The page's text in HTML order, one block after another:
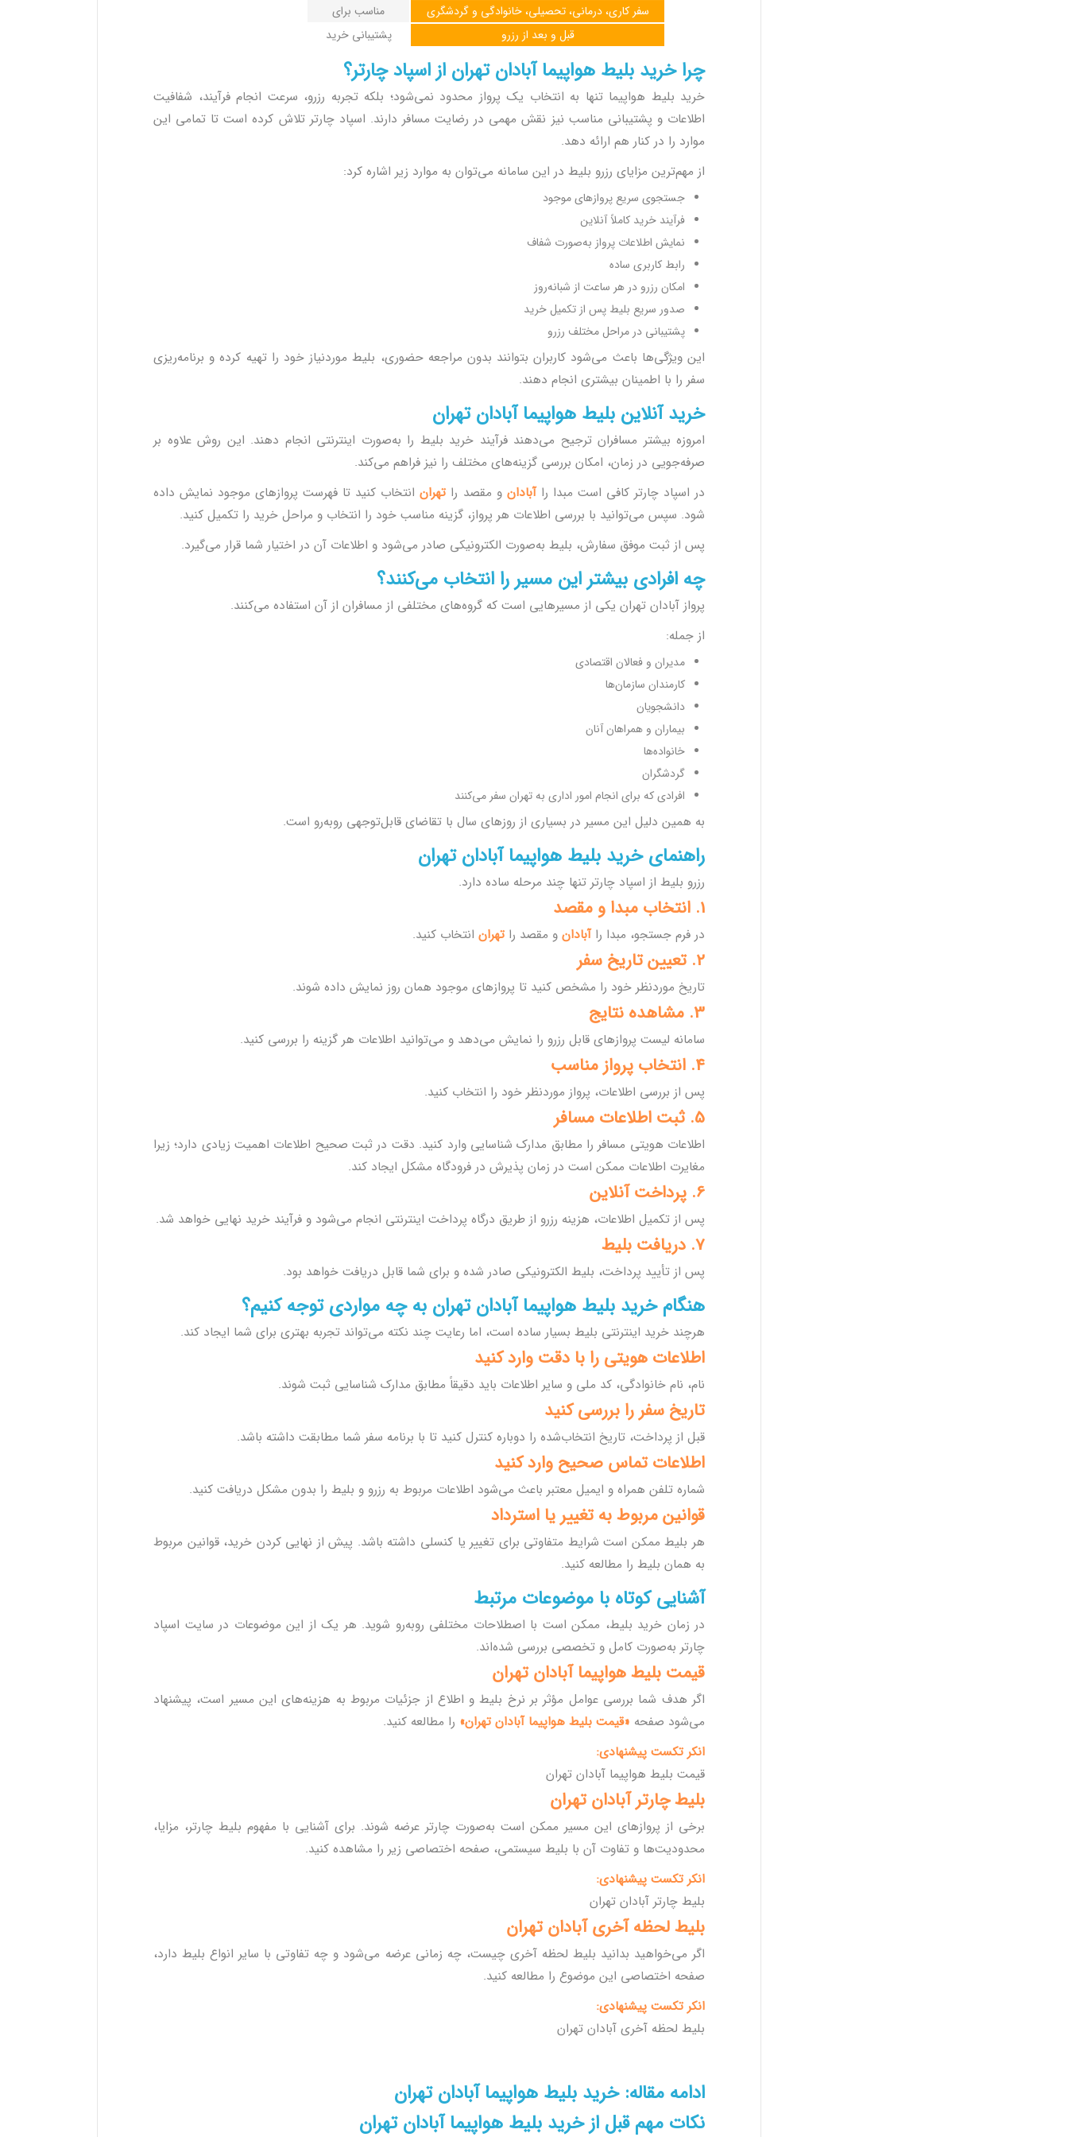
مناسب برای
سفر کاری، درمانی، تحصیلی، خانوادگی و گردشگری
پشتیبانی خرید
قبل و بعد از رزرو
چرا خرید بلیط هواپیما آبادان تهران از اسپاد چارتر؟
خرید بلیط هواپیما تنها به انتخاب یک پرواز محدود نمی‌شود؛ بلکه تجربه رزرو، سرعت انجام فرآیند، شفافیت
اطلاعات و پشتیبانی مناسب نیز نقش مهمی در رضایت مسافر دارند. اسپاد چارتر تلاش کرده است تا تمامی این
موارد را در کنار هم ارائه دهد.
از مهم‌ترین مزایای رزرو بلیط در این سامانه می‌توان به موارد زیر اشاره کرد:
جستجوی سریع پروازهای موجود
فرآیند خرید کاملاً آنلاین
نمایش اطلاعات پرواز به‌صورت شفاف
رابط کاربری ساده
امکان رزرو در هر ساعت از شبانه‌روز
صدور سریع بلیط پس از تکمیل خرید
پشتیبانی در مراحل مختلف رزرو
این ویژگی‌ها باعث می‌شود کاربران بتوانند بدون مراجعه حضوری، بلیط موردنیاز خود را تهیه کرده و برنامه‌ریزی
سفر را با اطمینان بیشتری انجام دهند.
خرید آنلاین بلیط هواپیما آبادان تهران
امروزه بیشتر مسافران ترجیح می‌دهند فرآیند خرید بلیط را به‌صورت اینترنتی انجام دهند. این روش علاوه بر
صرفه‌جویی در زمان، امکان بررسی گزینه‌های مختلف را نیز فراهم می‌کند.
در اسپاد چارتر کافی است مبدا راآبادان و مقصد را تهرانانتخاب کنید تا فهرست پروازهای موجود نمایش داده
شود. سپس می‌توانید با بررسی اطلاعات هر پرواز، گزینه مناسب خود را انتخاب و مراحل خرید را تکمیل کنید.
پس از ثبت موفق سفارش، بلیط به‌صورت الکترونیکی صادر می‌شود و اطلاعات آن در اختیار شما قرار می‌گیرد.
چه افرادی بیشتر این مسیر را انتخاب می‌کنند؟
پرواز آبادان تهران یکی از مسیرهایی است که گروه‌های مختلفی از مسافران از آن استفاده می‌کنند.
از جمله:
مدیران و فعالان اقتصادی
کارمندان سازمان‌ها
دانشجویان
بیماران و همراهان آنان
خانواده‌ها
گردشگران
افرادی که برای انجام امور اداری به تهران سفر می‌کنند
به همین دلیل این مسیر در بسیاری از روزهای سال با تقاضای قابل‌توجهی روبه‌رو است.
راهنمای خرید بلیط هواپیما آبادان تهران
رزرو بلیط از اسپاد چارتر تنها چند مرحله ساده دارد.
1. انتخاب مبدا و مقصد
در فرم جستجو، مبدا راآبادان و مقصد را تهران انتخاب کنید.
2. تعیین تاریخ سفر
تاریخ موردنظر خود را مشخص کنید تا پروازهای موجود همان روز نمایش داده شوند.
3. مشاهده نتایج
سامانه لیست پروازهای قابل رزرو را نمایش می‌دهد و می‌توانید اطلاعات هر گزینه را بررسی کنید.
4. انتخاب پرواز مناسب
پس از بررسی اطلاعات، پرواز موردنظر خود را انتخاب کنید.
5. ثبت اطلاعات مسافر
اطلاعات هویتی مسافر را مطابق مدارک شناسایی وارد کنید. دقت در ثبت صحیح اطلاعات اهمیت زیادی دارد؛ زیرا
مغایرت اطلاعات ممکن است در زمان پذیرش در فرودگاه مشکل ایجاد کند.
6. پرداخت آنلاین
پس از تکمیل اطلاعات، هزینه رزرو از طریق درگاه پرداخت اینترنتی انجام می‌شود و فرآیند خرید نهایی خواهد شد.
7. دریافت بلیط
پس از تأیید پرداخت، بلیط الکترونیکی صادر شده و برای شما قابل دریافت خواهد بود.
هنگام خرید بلیط هواپیما آبادان تهران به چه مواردی توجه کنیم؟
هرچند خرید اینترنتی بلیط بسیار ساده است، اما رعایت چند نکته می‌تواند تجربه بهتری برای شما ایجاد کند.
اطلاعات هویتی را با دقت وارد کنید
نام، نام خانوادگی، کد ملی و سایر اطلاعات باید دقیقاً مطابق مدارک شناسایی ثبت شوند.
تاریخ سفر را بررسی کنید
قبل از پرداخت، تاریخ انتخاب‌شده را دوباره کنترل کنید تا با برنامه سفر شما مطابقت داشته باشد.
اطلاعات تماس صحیح وارد کنید
شماره تلفن همراه و ایمیل معتبر باعث می‌شود اطلاعات مربوط به رزرو و بلیط را بدون مشکل دریافت کنید.
قوانین مربوط به تغییر یا استرداد
هر بلیط ممکن است شرایط متفاوتی برای تغییر یا کنسلی داشته باشد. پیش از نهایی کردن خرید، قوانین مربوط
به همان بلیط را مطالعه کنید.
آشنایی کوتاه با موضوعات مرتبط
در زمان خرید بلیط، ممکن است با اصطلاحات مختلفی روبه‌رو شوید. هر یک از این موضوعات در سایت اسپاد
چارتر به‌صورت کامل و تخصصی بررسی شده‌اند.
قیمت بلیط هواپیما آبادان تهران
اگر هدف شما بررسی عوامل مؤثر بر نرخ بلیط و اطلاع از جزئیات مربوط به هزینه‌های این مسیر است، پیشنهاد
می‌شود صفحه «قیمت بلیط هواپیما آبادان تهران» را مطالعه کنید.
انکر تکست پیشنهادی:
قیمت بلیط هواپیما آبادان تهران
بلیط چارتر آبادان تهران
برخی از پروازهای این مسیر ممکن است به‌صورت چارتر عرضه شوند. برای آشنایی با مفهوم بلیط چارتر، مزایا،
محدودیت‌ها و تفاوت آن با بلیط سیستمی، صفحه اختصاصی زیر را مشاهده کنید.
انکر تکست پیشنهادی:
بلیط چارتر آبادان تهران
بلیط لحظه آخری آبادان تهران
اگر می‌خواهید بدانید بلیط لحظه آخری چیست، چه زمانی عرضه می‌شود و چه تفاوتی با سایر انواع بلیط دارد،
صفحه اختصاصی این موضوع را مطالعه کنید.
انکر تکست پیشنهادی:
بلیط لحظه آخری آبادان تهران
ادامه مقاله: خرید بلیط هواپیما آبادان تهران
نکات مهم قبل از خرید بلیط هواپیما آبادان تهران